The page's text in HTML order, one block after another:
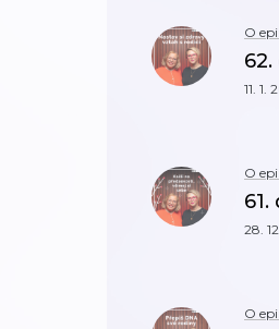
O
11. 1.
O
28.
O